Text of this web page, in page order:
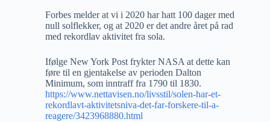
Forbes melder at vi i 2020 har hatt 100 dager med
null solflekker, og at 2020 er det andre året på rad
med rekordlav aktivitet fra sola.
Ifølge New York Post frykter NASA at dette kan
føre til en gjentakelse av perioden Dalton
Minimum, som inntraff fra 1790 til 1830.
https://www.nettavisen.no/livsstil/solen-har-et-
rekordlavt-aktivitetsniva-det-far-forskere-til-a-
reagere/3423968880.html